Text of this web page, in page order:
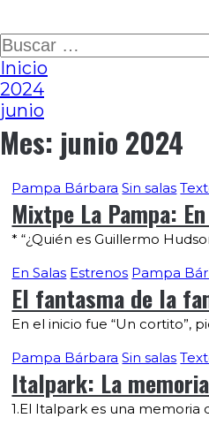
Ir
al
contenido
Buscar:
Inicio
2024
junio
Mes: junio 2024
Pampa Bárbara Sin salas
Mixtpe La Pampa:
* “¿Quién es Guillermo
En Salas Estrenos Pampa
El fantasma de la
En el inicio fue “Un cortito”,
Pampa Bárbara Sin salas
Italpark: La
1.El Italpark es una